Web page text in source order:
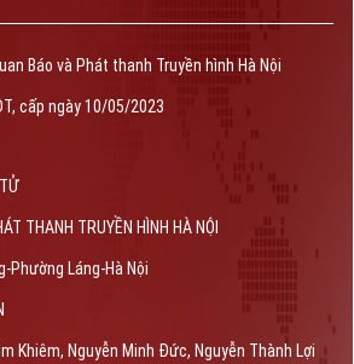
Báo và Phát thanh Truyền hình Hà Nội
cấp ngày 10/05/2023
THANH TRUYỀN HÌNH HÀ NỘI
Phường Láng-Hà Nội
Khiêm, Nguyễn Minh Đức, Nguyễn Thành Lợi